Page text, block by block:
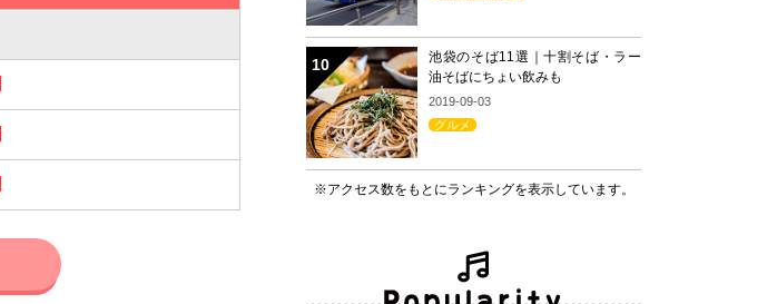
池袋のそば11選｜十割そば・ラー
油そばにちょい飲みも
2019-09-03
グルメ
※アクセス数をもとにランキングを表示しています。